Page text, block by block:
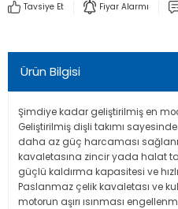
Tavsiye Et Fiyar Alarmı
Ürün Bilgisi
Şimdiye kadar geliştirilmiş en
Geliştirilmiş dişli takımı
daha az güç harcaması
kavaletasına zincir yada halat
güçlü kaldırma kapasitesi ve
Paslanmaz çelik kavaletası ve
motorun aşırı ısınması